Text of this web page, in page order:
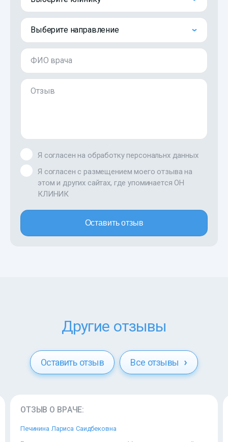
Выберите направление
ФИО врача
Отзыв
Я согласен на обработку персональнх данных
Я согласен с размещением моего отзыва на
этом и других сайтах, где упоминается ОН
КЛИНИК
Оставить отзыв
Другие отзывы
Оставить отзыв Все отзывы
ОТЗЫВ О ВРАЧЕ:
Печинина Лариса Саидбековна